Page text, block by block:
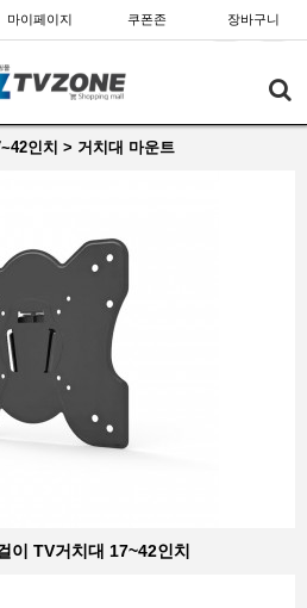
마이페이지 쿠폰존 장바구니
인치 > 거치대 마운트
이 TV거치대 17~42인치